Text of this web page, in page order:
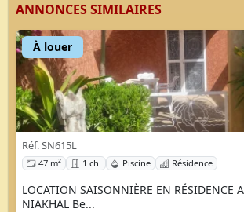
ANNONCES SIMILAIRES
À louer
Réf. SN615L
47 m² 1 ch. Piscine Résidence
LOCATION SAISONNIÈRE EN RÉSIDENCE
NIAKHAL Be...